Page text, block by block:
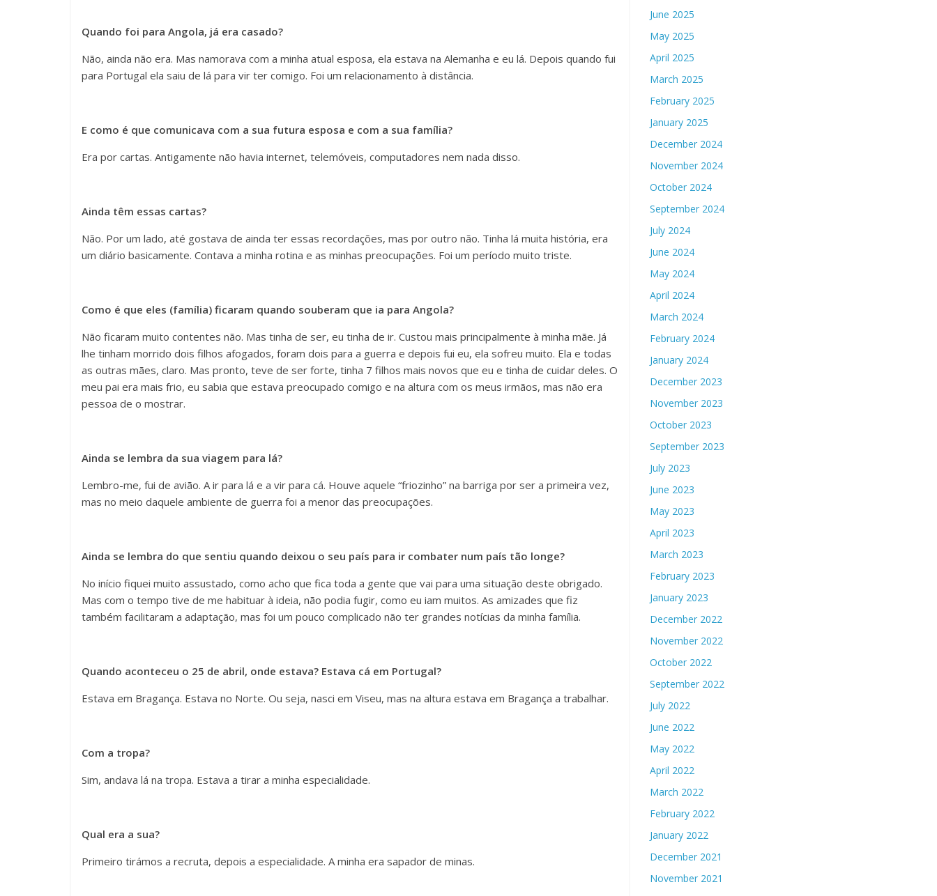
Quando foi para Angola, já era casado?
Não, ainda não era. Mas namorava com a minha atual esposa, ela estava na Alemanha e eu lá. Depois quando fui
para Portugal ela saiu de lá para vir ter comigo. Foi um relacionamento à distância.
E como é que comunicava com a sua futura esposa e com a sua família?
Era por cartas. Antigamente não havia internet, telemóveis, computadores nem nada disso.
Ainda têm essas cartas?
Não. Por um lado, até gostava de ainda ter essas recordações, mas por outro não. Tinha lá muita história, era
um diário basicamente. Contava a minha rotina e as minhas preocupações. Foi um período muito triste.
Como é que eles (família) ficaram quando souberam que ia para Angola?
Não ficaram muito contentes não. Mas tinha de ser, eu tinha de ir. Custou mais principalmente à minha mãe. Já
lhe tinham morrido dois filhos afogados, foram dois para a guerra e depois fui eu, ela sofreu muito. Ela e todas
as outras mães, claro. Mas pronto, teve de ser forte, tinha 7 filhos mais novos que eu e tinha de cuidar deles. O
meu pai era mais frio, eu sabia que estava preocupado comigo e na altura com os meus irmãos, mas não era
pessoa de o mostrar.
Ainda se lembra da sua viagem para lá?
Lembro-me, fui de avião. A ir para lá e a vir para cá. Houve aquele “friozinho” na barriga por ser a primeira vez,
mas no meio daquele ambiente de guerra foi a menor das preocupações.
Ainda se lembra do que sentiu quando deixou o seu país para ir combater num país tão longe?
No início fiquei muito assustado, como acho que fica toda a gente que vai para uma situação deste obrigado.
Mas com o tempo tive de me habituar à ideia, não podia fugir, como eu iam muitos. As amizades que fiz
também facilitaram a adaptação, mas foi um pouco complicado não ter grandes notícias da minha família.
Quando aconteceu o 25 de abril, onde estava? Estava cá em Portugal?
Estava em Bragança. Estava no Norte. Ou seja, nasci em Viseu, mas na altura estava em Bragança a trabalhar.
Com a tropa?
Sim, andava lá na tropa. Estava a tirar a minha especialidade.
Qual era a sua?
Primeiro tirámos a recruta, depois a especialidade. A minha era sapador de minas.
June 2025
May 2025
April 2025
March 2025
February 2025
January 2025
December 2024
November 2024
October 2024
September 2024
July 2024
June 2024
May 2024
April 2024
March 2024
February 2024
January 2024
December 2023
November 2023
October 2023
September 2023
July 2023
June 2023
May 2023
April 2023
March 2023
February 2023
January 2023
December 2022
November 2022
October 2022
September 2022
July 2022
June 2022
May 2022
April 2022
March 2022
February 2022
January 2022
December 2021
November 2021